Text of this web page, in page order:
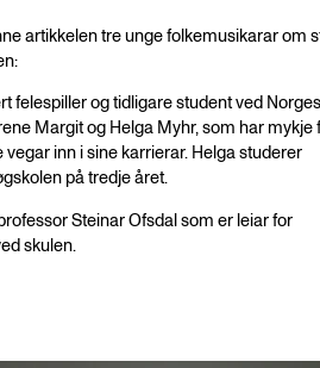
artikkelen tre unge folkemusikarar om
felespiller og tidligare student ved Norges
Margit og Helga Myhr, som har mykje
vegar inn i sine karrierar. Helga studerer
på tredje året.
Steinar Ofsdal som er leiar for
skulen.